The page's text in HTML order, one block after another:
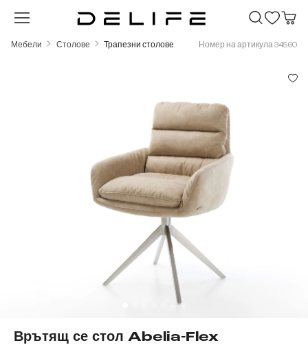
Преминете към основното съдържание
Мебели Столове Трапезни столове Номер на артикула 34560
Врътящ се стол Abelia-Flex